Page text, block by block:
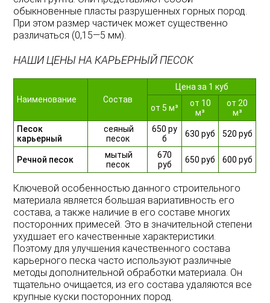
обыкновенные пласты разрушенных горных пород.
При этом размер частичек может существенно
различаться (0,15—5 мм).
НАШИ ЦЕНЫ НА КАРЬЕРНЫЙ ПЕСОК
Наименование Состав
Цена за 1 куб
от 5 м³
от 10
м³
от 20
м³
Песок
карьерный
сеяный
песок
650 ру
б
630 руб 520 руб
Речной песок
мытый
песок
670
руб
650 руб 600 руб
Ключевой особенностью данного строительного
материала является большая вариативность его
состава, а также наличие в его составе многих
посторонних примесей. Это в значительной степени
ухудшает его качественные характеристики.
Поэтому для улучшения качественного состава
карьерного песка часто используют различные
методы дополнительной обработки материала. Он
тщательно очищается, из его состава удаляются все
крупные куски посторонних пород.